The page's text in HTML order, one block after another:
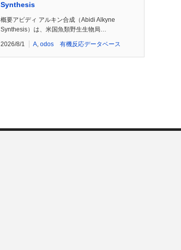
Synthesis
概要アビディ アルキン合成（Abidi Alkyne
Synthesis）は、米国魚類野生生物局…
2026/8/1 A, odos 有機反応データベース